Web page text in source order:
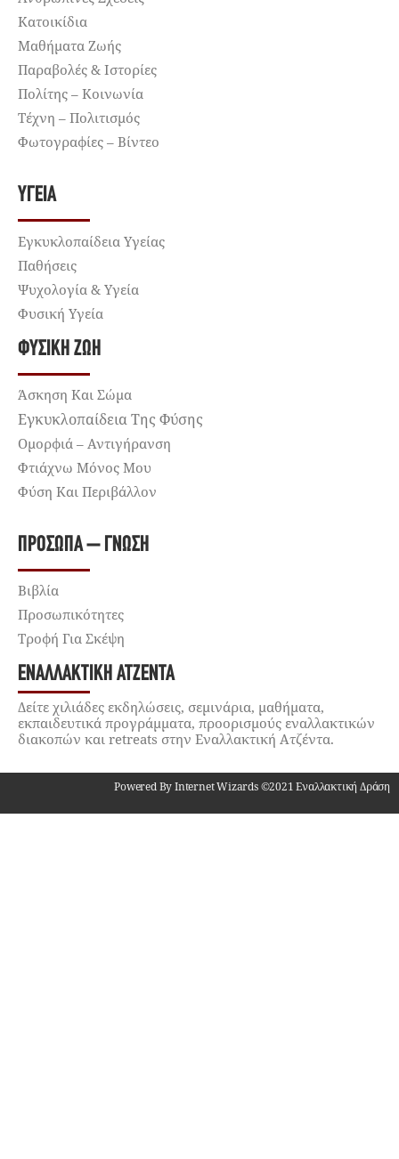
Κατοικίδια
Μαθήματα Ζωής
Παραβολές & Ιστορίες
Πολίτης – Κοινωνία
Τέχνη – Πολιτισμός
Φωτογραφίες – Βίντεο
ΥΓΕΊΑ
Εγκυκλοπαίδεια Υγείας
Παθήσεις
Ψυχολογία & Υγεία
Φυσική Υγεία
ΦΥΣΙΚΉ ΖΩΉ
Άσκηση Και Σώμα
Εγκυκλοπαίδεια Της Φύσης
Ομορφιά – Αντιγήρανση
Φτιάχνω Μόνος Μου
Φύση Και Περιβάλλον
ΠΡΌΣΩΠΑ – ΓΝΏΣΗ
Βιβλία
Προσωπικότητες
Τροφή Για Σκέψη
ΕΝΑΛΛΑΚΤΙΚΉ ΑΤΖΈΝΤΑ
Δείτε χιλιάδες εκδηλώσεις, σεμινάρια, μαθήματα,
εκπαιδευτικά προγράμματα, προορισμούς εναλλακτικών
διακοπών και retreats στην Εναλλακτική Ατζέντα.
Powered By Internet Wizards ©2021 Εναλλακτική Δράση